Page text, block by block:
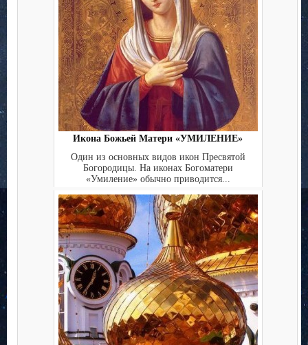
Икона Божьей Матери «УМИЛЕНИЕ»
Один из основных видов икон Пресвятой
Богородицы. На иконах Богоматери
«Умиление» обычно приводится...